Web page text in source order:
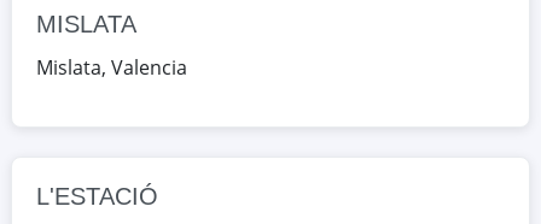
Valencia, España
Google Maps
LA SÈNIA
Paiporta, Valencia, España
MISLATA
Mislata, Valencia
L'ESTACIÓ